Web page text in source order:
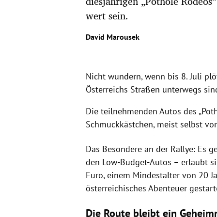
wert sein.
David Marousek
Nicht wundern, wenn bis 8. Juli
Österreichs Straßen unterwegs
Die teilnehmenden Autos des
Schmuckkästchen, meist selbst
Das Besondere an der Rallye: Es
den Low-Budget-Autos – erlaubt
Euro, einem Mindestalter von 20
österreichisches Abenteuer
Die Route bleibt ein